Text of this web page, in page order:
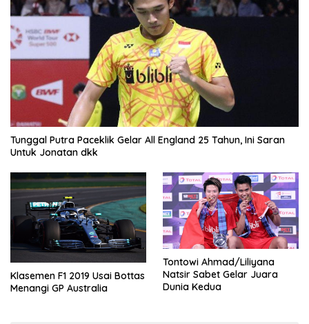
Tunggal Putra Paceklik Gelar All England 25 Tahun, Ini Saran
Untuk Jonatan dkk
Klasemen F1 2019 Usai Bottas
Menangi GP Australia
Tontowi Ahmad/Liliyana
Natsir Sabet Gelar Juara
Dunia Kedua